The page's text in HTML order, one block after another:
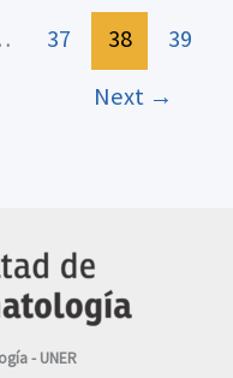
37 38
39
Next →
- UNER